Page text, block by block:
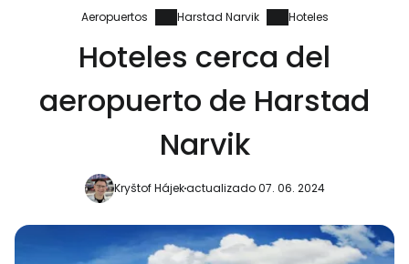
Aeropuertos Harstad Narvik Hoteles
Hoteles cerca del
aeropuerto de Harstad
Narvik
Kryštof Hájekactualizado 07. 06. 2024
Cestee
... la comunidad mundial de viajeros
Continuar con Facebook